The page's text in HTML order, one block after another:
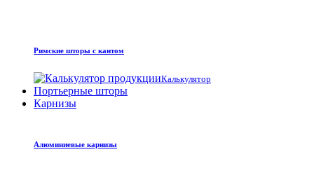
Римские шторы с кантом
Калькулятор
Портьерные шторы
Карнизы
Алюминиевые карнизы